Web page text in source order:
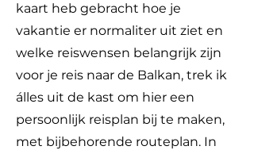
kaart heb gebracht hoe je
vakantie er normaliter uit ziet en
welke reiswensen belangrijk zijn
voor je reis naar de Balkan, trek ik
álles uit de kast om hier een
persoonlijk reisplan bij te maken,
met bijbehorende routeplan. In